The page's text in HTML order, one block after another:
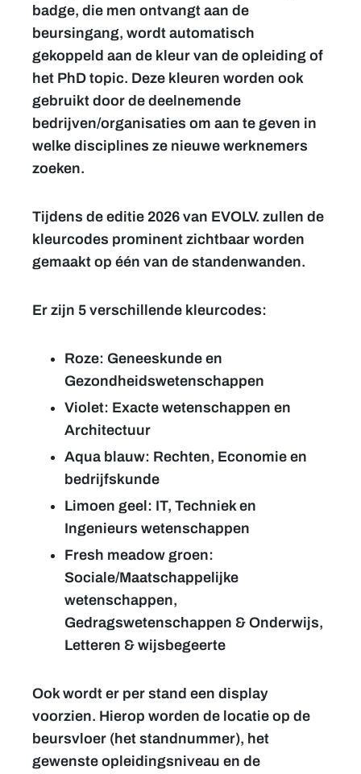
badge, die men ontvangt aan de
beursingang, wordt automatisch
gekoppeld aan de kleur van de opleiding of
het PhD topic. Deze kleuren worden ook
gebruikt door de deelnemende
bedrijven/organisaties om aan te geven in
welke disciplines ze nieuwe werknemers
zoeken.
Tijdens de editie 2026 van EVOLV. zullen de
kleurcodes prominent zichtbaar worden
gemaakt op één van de standenwanden.
Er zijn 5 verschillende kleurcodes:
Roze: Geneeskunde en
Gezondheidswetenschappen
Violet: Exacte wetenschappen en
Architectuur
Aqua blauw: Rechten, Economie en
bedrijfskunde
Limoen geel: IT, Techniek en
Ingenieurs wetenschappen
Fresh meadow groen:
Sociale/Maatschappelijke
wetenschappen,
Gedragswetenschappen & Onderwijs,
Letteren & wijsbegeerte
Ook wordt er per stand een display
voorzien. Hierop worden de locatie op de
beursvloer (het standnummer), het
gewenste opleidingsniveau en de